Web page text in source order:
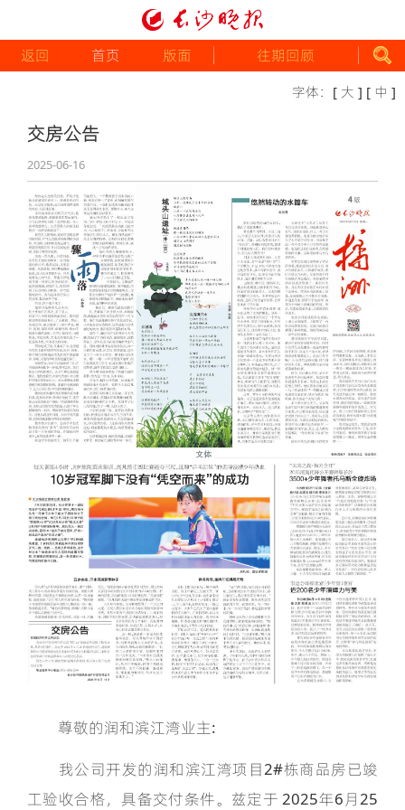
返回 首页 版面 往期回顾
字体： [ 大 ] [ 中 ]
交房公告
2025-06-16
尊敬的润和滨江湾业主:
我公司开发的润和滨江湾项目2#栋商品房已竣
工验收合格，具备交付条件。兹定于 2025年6月25